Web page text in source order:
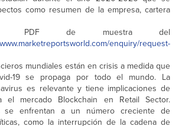
como resumen de la empresa, cartera
PDF de muestra del
www.marketreportsworld.com/enquiry/request-
mundiales están en crisis a medida que
19 se propaga por todo el mundo. La
es relevante y tiene implicaciones de
el mercado Blockchain en Retail Sector.
se enfrentan a un número creciente de
como la interrupción de la cadena de